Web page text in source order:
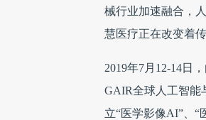
械行业加速融合，
慧医疗正在改变着
2019年7月12-14日
GAIR全球人工智能
立“医学影像AI”、“